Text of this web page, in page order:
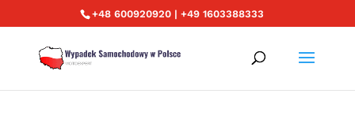
+48 600920920 | +49 1603388333